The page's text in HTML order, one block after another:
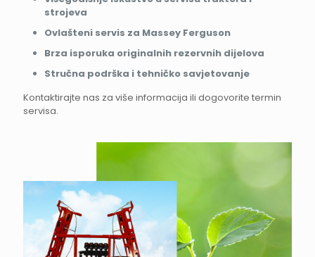
strojeva
Ovlašteni servis za Massey Ferguson
Brza isporuka originalnih rezervnih dijelova
Stručna podrška i tehničko savjetovanje
Kontaktirajte nas za više informacija ili dogovorite termin
servisa.